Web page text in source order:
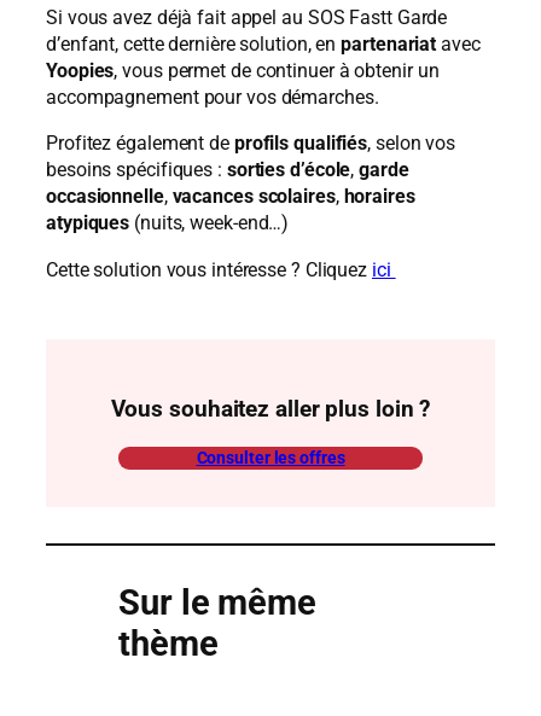
Si vous avez déjà fait appel au SOS Fastt Garde
d’enfant, cette dernière solution, enpartenariat avec
Yoopies, vous permet de continuer à obtenir un
accompagnement pour vos démarches.
Profitez également de profils qualifiés, selon vos
besoins spécifiques : sorties d’école,garde
occasionnelle, vacances scolaires, horaires
atypiques (nuits, week-end…)
Cette solution vous intéresse ? Cliquez ici
Vous souhaitez aller plus loin ?
Consulter les offres
Sur le même
thème